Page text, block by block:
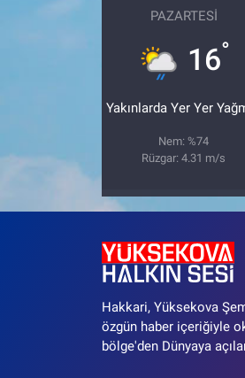
PAZARTESI
16°
Yakınlarda Yer Yer
Nem: %74
Rüzgar: 4.31 m/s
Hakkari, Yüksekova
özgün haber içeriğiyle
bölge'den Dünyaya